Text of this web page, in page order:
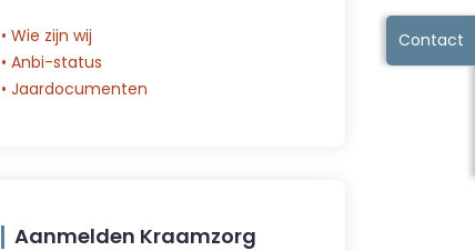
Contact
• Wie zijn wij
• Anbi-status
• Jaardocumenten
Aanmelden Kraamzorg